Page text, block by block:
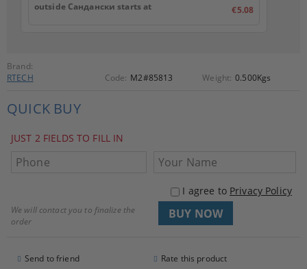
Brand:
RTECH
Code: M2#85813 Weight: 0.500Kgs
QUICK BUY
JUST 2 FIELDS TO FILL IN
I agree to Privacy Policy
We will contact you to finalize the
order
Send to friend Rate this product
outside Сандански starts at
€5.08